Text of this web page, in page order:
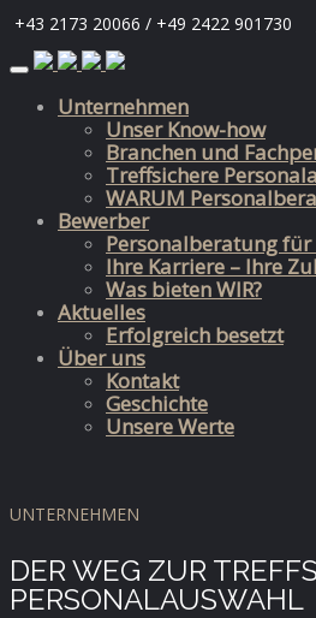
+43 2173 20066 / +49 2422 901730
Skip
contentUnternehmen
Unser Know-how
Branchen und
Treffsichere
WARUM
Bewerber
Personalberatung für
Ihre Karriere – Ihre
Was bieten WIR?
Aktuelles
Erfolgreich besetzt
Über uns
Kontakt
Geschichte
Unsere Werte
UNTERNEHMEN
DER WEG ZUR
PERSONALAUSWAHL